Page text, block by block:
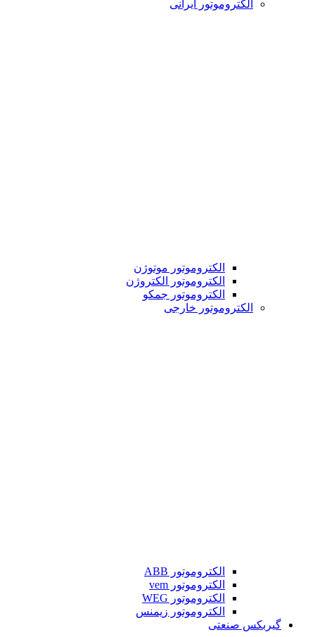
الکتروموتور ایرانی
الکتروموتور موتوژن
الکتروموتور الکتروژن
الکتروموتور جمکو
الکتروموتور خارجی
الکتروموتور ABB
الکتروموتور vem
الکتروموتور WEG
الکتروموتور زیمنس
گیربکس صنعتی